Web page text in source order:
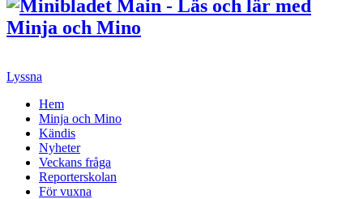
Lyssna
Hem
Minja och Mino
Kändis
Nyheter
Veckans fråga
Reporterskolan
För vuxna